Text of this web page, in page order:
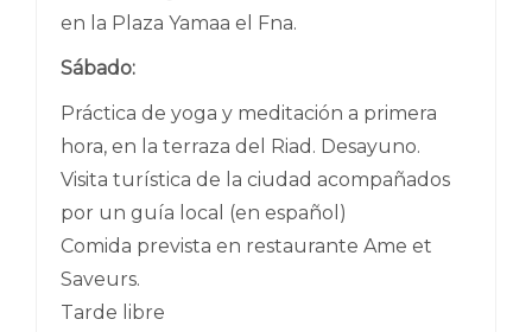
en la Plaza Yamaa el Fna.
Sábado:
Práctica de yoga y meditación a primera
hora, en la terraza del Riad. Desayuno.
Visita turística de la ciudad acompañados
por un guía local (en español)
Comida prevista en restaurante Ame et
Saveurs.
Tarde libre